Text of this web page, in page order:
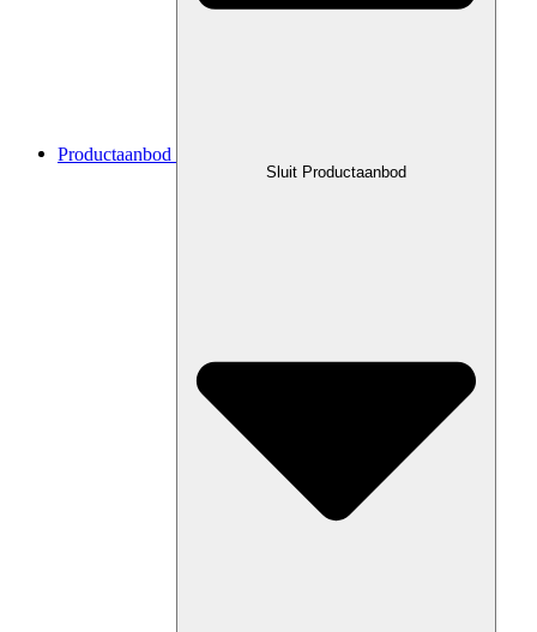
Productaanbod
Sluit Productaanbod